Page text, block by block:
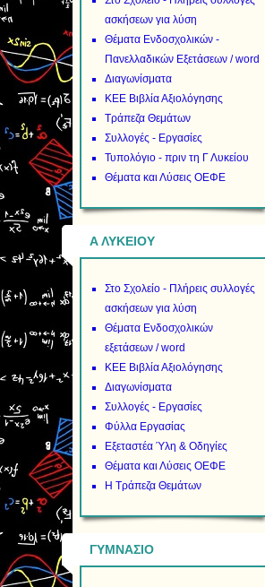
ασκήσεων για λύση
Θέματα Ενδοσχολικών -
Πανελλαδικών Εξετάσεων / word
Διαγωνίσματα
ΚΕΕ Βιβλία Αξιολόγησης
Τράπεζα Θεμάτων
Συλλογές - Εργασίες
Τυπολόγιο - πριν τη Γ Λυκείου
Θέματα και Λύσεις ΟΕΦΕ
Α ΛΥΚΕΙΟΥ
Στο Σχολείο - Πλήρεις συλλογές
ασκήσεων για λύση
Θέματα Ενδοσχολικών
εξετάσεων / word
ΚΕΕ Βιβλία Αξιολόγησης
Διαγωνίσματα
Συλλογές - Εργασίες
Φύλλα Εργασίας
Εξεταστέα Ύλη & Οδηγίες
Θέματα και Λύσεις ΟΕΦΕ
Η Τράπεζα Θεμάτων
ΓΥΜΝΑΣΙΟ